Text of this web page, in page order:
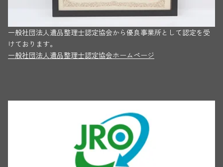
一般社団法人遺品整理士認定協会から優良事業所として認定を受
けております。
一般社団法人遺品整理士認定協会ホームページ